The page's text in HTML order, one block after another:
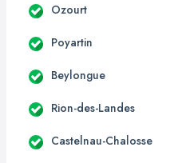
Ozourt
Poyartin
Beylongue
Rion-des-Landes
Castelnau-Chalosse